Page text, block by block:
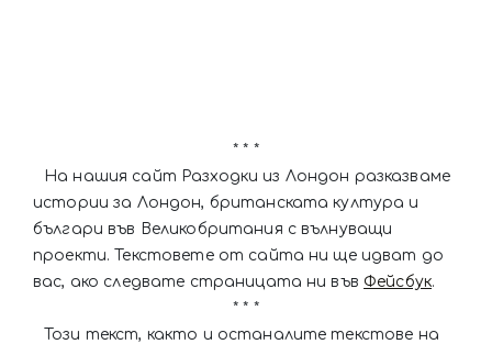
* * *
На нашия сайт Разходки из Лондон разказваме
истории за Лондон, британската култура и
българи във Великобритания с вълнуващи
проекти. Текстовете от сайта ни ще идват до
вас, ако следвате страницата ни във Фейсбук.
* * *
Този текст, както и останалите текстове на